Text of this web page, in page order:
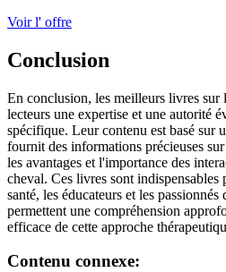
Voir l' offre
Conclusion
En conclusion, les meilleurs livres
lecteurs une expertise et une autorité
spécifique. Leur contenu est basé sur
fournit des informations précieuses
les avantages et l'importance des
cheval. Ces livres sont indispensables
santé, les éducateurs et les
permettent une compréhension
efficace de cette approche
Contenu connexe: